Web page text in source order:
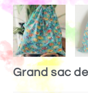
Grand sac